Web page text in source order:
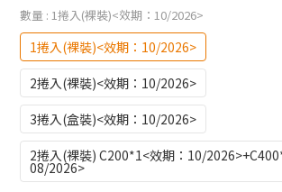
數量 : 1捲入(裸裝)<效期：10/2026>
1捲入(裸裝)<效期：10/2026>
2捲入(裸裝)<效期：10/2026>
3捲入(盒裝)<效期：10/2026>
2捲入(裸裝) C200*1<效期：10/
08/2026>